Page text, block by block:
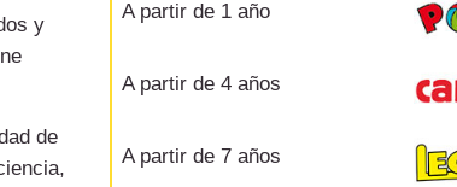
y
de
A partir de 1 año
A partir de 4 años
A partir de 7 años